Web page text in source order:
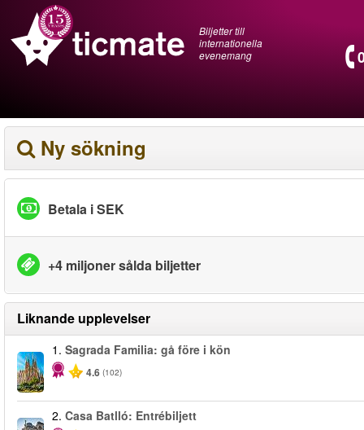
Biljetter till
internationella
evenemang
Ny sökning
Betala i SEK
+4 miljoner sålda biljetter
Liknande upplevelser
1. Sagrada Familia: gå före i kön
4.6 (102)
2. Casa Batlló: Entrébiljett